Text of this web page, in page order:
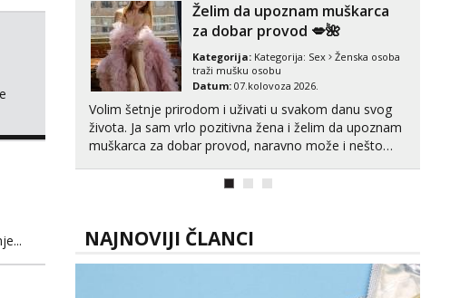
cekam te!
Želim da upoznam muškarca
za dobar provod 💋🌺
Kategorija: Kategorija: Sex
Ženska osoba
traži mušku osobu
Datum: 07.kolovoza 2026.
Volim šetnje prirodom i uživati u svakom danu svog
života. Ja sam vrlo pozitivna žena i želim da upoznam
muškarca za dobar provod, naravno može i nešto
NAJNOVIJI ČLANCI